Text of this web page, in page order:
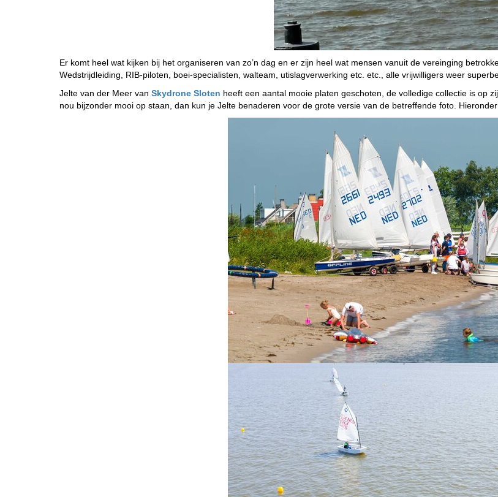
Er komt heel wat kijken bij het organiseren van zo’n dag en er zijn heel wat mensen vanuit de vereinging
Wedstrijdleiding, RIB-piloten, boei-specialisten, walteam, utislagverwerking etc. etc., alle vrijwilligers weer
Jelte van der Meer van Skydrone Sloten heeft een aantal mooie platen geschoten, de volledige collectie is op
nou bijzonder mooi op staan, dan kun je Jelte benaderen voor de grote versie van de betreffende foto.